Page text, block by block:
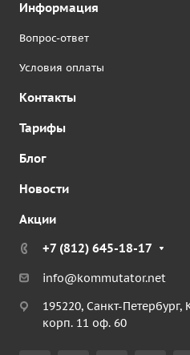
Информация
Вопрос-ответ
Условия оплаты
Контакты
Тарифы
Блог
Новости
Акции
+7 (812) 645-18-17
info@kommutator.net
195220, Санкт-
корп. 11 оф. 60